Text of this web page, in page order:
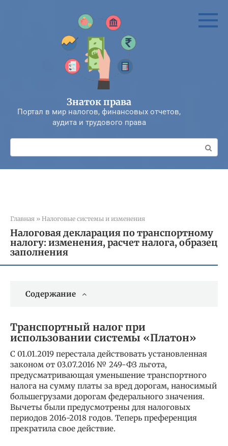
Знаток права
Портал в мир налогов, финансовых отчетов,
аудита и трудового права
Поиск:
Главная » Налоговые системы и изменения
Налоговая декларация по транспортному
налогу: изменения, расчет налога, образец
заполнения
Содержание
Транспортный налог при
использовании системы «Платон»
С 01.01.2019 перестала действовать установленная
законом от 03.07.2016 № 249-ФЗ льгота,
предусматривающая уменьшение транспортного
налога на сумму платы за вред дорогам, наносимый
большегрузами дорогам федерального значения.
Вычеты были предусмотрены для налоговых
периодов 2016-2018 годов. Теперь преференция
прекратила свое действие.